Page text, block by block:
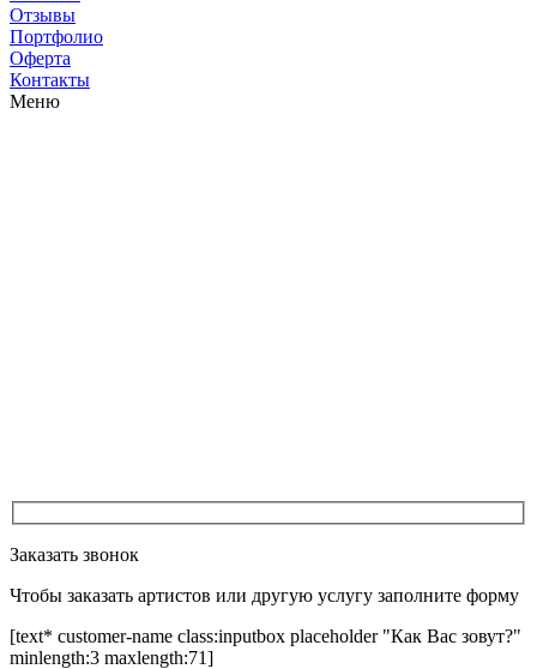
Отзывы
Портфолио
Оферта
Контакты
Меню
Заказать звонок
Чтобы заказать артистов или другую услугу заполните форму
[text* customer-name class:inputbox placeholder "Как Вас зовут?"
minlength:3 maxlength:71]